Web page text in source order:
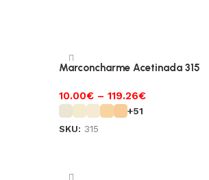
Marconcharme Acetinada 315
10.00€ – 119.26€
+51
SKU: 315